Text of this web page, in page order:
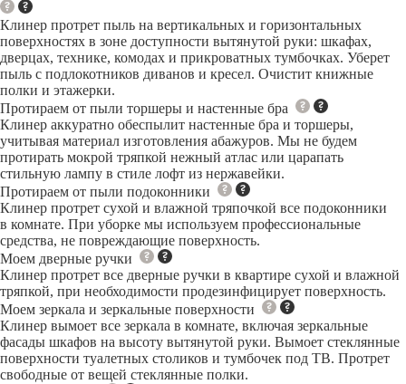
Клинер протрет пыль на вертикальных и горизонтальных
поверхностях в зоне доступности вытянутой руки: шкафах,
дверцах, технике, комодах и прикроватных тумбочках. Уберет
пыль с подлокотников диванов и кресел. Очистит книжные
полки и этажерки.
Протираем от пыли торшеры и настенные бра
Клинер аккуратно обеспылит настенные бра и торшеры,
учитывая материал изготовления абажуров. Мы не будем
протирать мокрой тряпкой нежный атлас или царапать
стильную лампу в стиле лофт из нержавейки.
Протираем от пыли подоконники
Клинер протрет сухой и влажной тряпочкой все подоконники
в комнате. При уборке мы используем профессиональные
средства, не повреждающие поверхность.
Моем дверные ручки
Клинер протрет все дверные ручки в квартире сухой и влажной
тряпкой, при необходимости продезинфицирует поверхность.
Моем зеркала и зеркальные поверхности
Клинер вымоет все зеркала в комнате, включая зеркальные
фасады шкафов на высоту вытянутой руки. Вымоет стеклянные
поверхности туалетных столиков и тумбочек под ТВ. Протрет
свободные от вещей стеклянные полки.